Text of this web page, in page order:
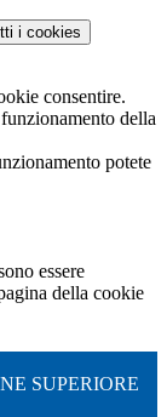
i cookies
consentire.
della
potete
essere
della cookie
SUPERIORE